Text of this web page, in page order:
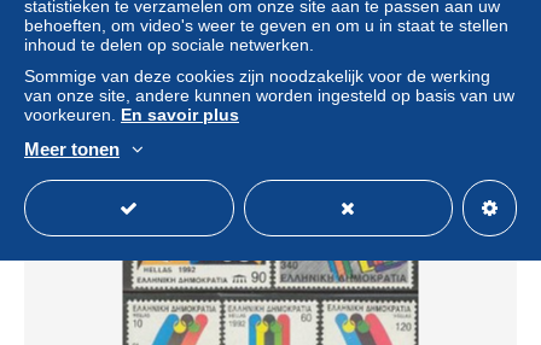
Greece 2000 Olympic games 2004 Athen 6v, Mint NH,
Sport - Olympic Games
Statuut
statistieken te verzamelen om onze site aan te passen aan uw
behoeften, om video's weer te geven en om u in staat te stellen
inhoud te delen op sociale netwerken.
Sommige van deze cookies zijn noodzakelijk voor de werking
van onze site, andere kunnen worden ingesteld op basis van uw
voorkeuren. En savoir plus
Meer tonen